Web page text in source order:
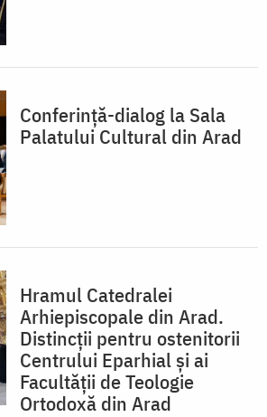
Conferință-dialog la Sala
Palatului Cultural din Arad
Hramul Catedralei
Arhiepiscopale din Arad.
Distincții pentru ostenitorii
Centrului Eparhial și ai
Facultății de Teologie
Ortodoxă din Arad